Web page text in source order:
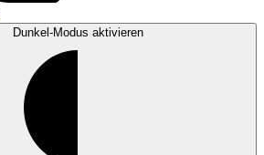
Dunkel-Modus aktivieren